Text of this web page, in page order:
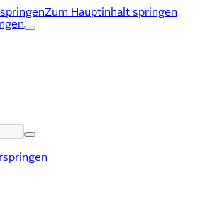
Zum Hauptinhalt springen